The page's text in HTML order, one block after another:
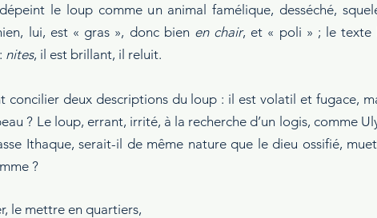
dépeint le loup comme un animal famélique, desséché,
lui, est « gras », donc bien en chair, et « poli » ; le texte
nites, il est brillant, il reluit.
concilier deux descriptions du loup : il est volatil et fugace,
? Le loup, errant, irrité, à la recherche d’un logis, comme
Ithaque, serait-il de même nature que le dieu ossifié,
?
le mettre en quartiers,